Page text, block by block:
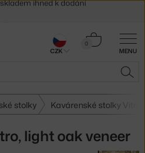
MENU
0
Košík
stolky Kavárenské stolky Vitra
light oak veneer
vrácení zboží
CZK